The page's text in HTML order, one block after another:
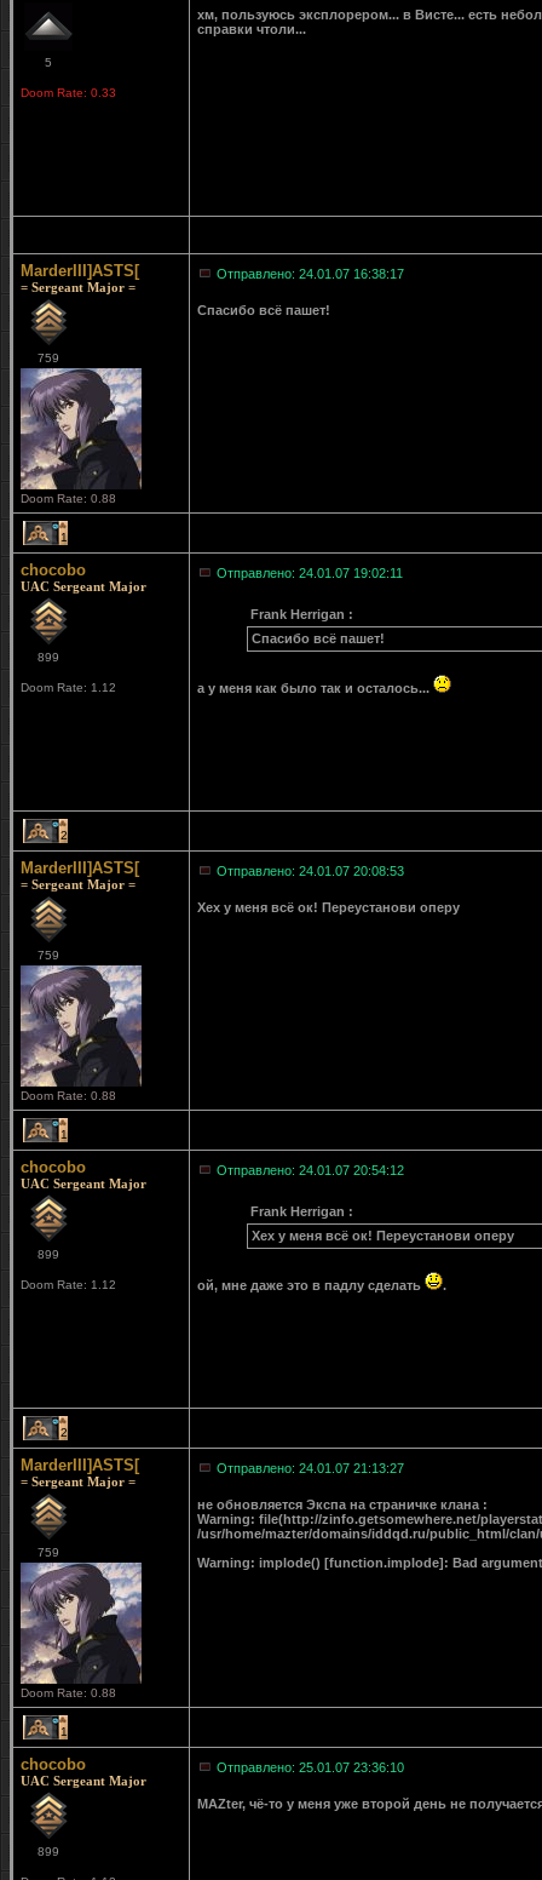
5
Doom Rate: 0.33
хм, пользуюсь эксплорером... в Висте... есть
справки чтоли...
MarderIII]ASTS[
= Sergeant Major =
759
Doom Rate: 0.88
Отправлено: 24.01.07 16:38:17
Спасибо всё пашет!
1
chocobo
UAC Sergeant Major
899
Doom Rate: 1.12
Отправлено: 24.01.07 19:02:11
Frank Herrigan :
Спасибо всё пашет!
а у меня как было так и осталось...
2
MarderIII]ASTS[
= Sergeant Major =
759
Doom Rate: 0.88
Отправлено: 24.01.07 20:08:53
Хех у меня всё ок! Переустанови оперу
1
chocobo
UAC Sergeant Major
899
Doom Rate: 1.12
Отправлено: 24.01.07 20:54:12
Frank Herrigan :
Хех у меня всё ок! Переустанови оперу
ой, мне даже это в падлу сделать .
2
MarderIII]ASTS[
= Sergeant Major =
759
Doom Rate: 0.88
Отправлено: 24.01.07 21:13:27
не обновляется Экспа на страничке клана :
Warning: file(http://zinfo.getsomewhere.net/
/usr/home/mazter/domains/iddqd.ru/public_html/
Warning: implode() [function.implode]: Bad
1
chocobo
UAC Sergeant Major
899
Отправлено: 25.01.07 23:36:10
MAZter, чё-то у меня уже второй день не